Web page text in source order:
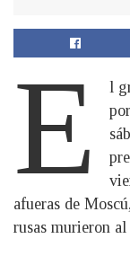
E
l
afueras de
rusas murieron al